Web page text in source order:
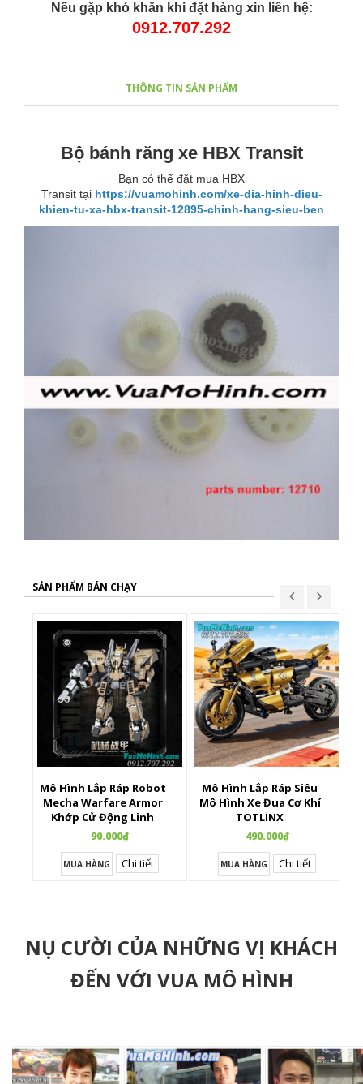
Nếu gặp khó khăn khi đặt hàng xin liên hệ:
0912.707.292
THÔNG TIN SẢN PHẨM
Bộ bánh răng xe HBX Transit
Bạn có thể đặt mua HBX
Transit tại https://vuamohinh.com/xe-dia-hinh-dieu-
khien-tu-xa-hbx-transit-12895-chinh-hang-sieu-ben
SẢN PHẨM BÁN CHẠY
Mô Hình Lắp Ráp Robot
Mecha Warfare Armor
Khớp Cử Động Linh
Hoạt
90.000₫
MUA HÀNG Chi tiết
Mô Hình Lắp Ráp Siêu
Mô Hình Xe Đua Cơ Khí
TOTLINX
490.000₫
MUA HÀNG Chi tiết
NỤ CƯỜI CỦA NHỮNG VỊ KHÁCH
ĐẾN VỚI VUA MÔ HÌNH